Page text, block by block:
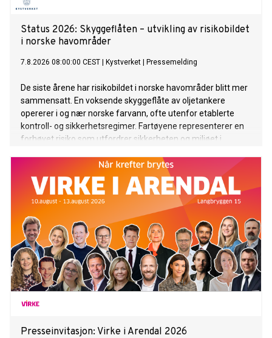
Status 2026: Skyggeflåten – utvikling av risikobildet
i ­norske ­havområder
7.8.2026 08:00:00 CEST Kystverket Pressemelding
De siste årene har risikobildet i norske havområder blitt mer
­sammensatt. En voksende skyggeflåte av oljetankere
opererer i og nær norske farvann, ofte utenfor etablerte
kontroll- og sikkerhets­regimer. Fartøyene representerer en
forhøyet risiko som utfordrer sikkerheten og miljøet i
tilpasse oss og som vi følger nøye med på utviklingen av.
Presseinvitasjon: Virke i Arendal 2026